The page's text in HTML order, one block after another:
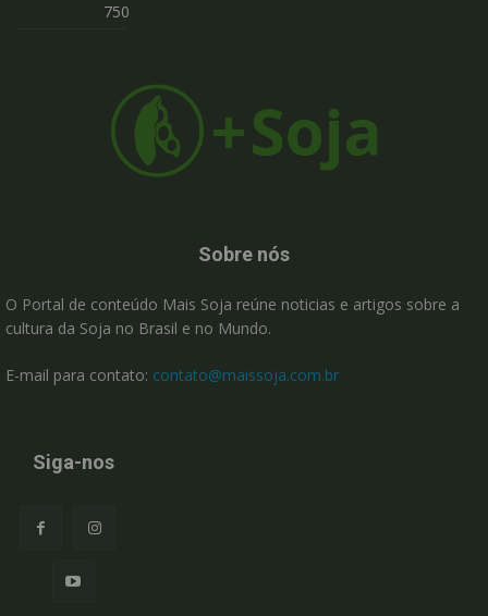
750
Sobre nós
O Portal de conteúdo Mais Soja reúne noticias e artigos sobre a
cultura da Soja no Brasil e no Mundo.
E-mail para contato: contato@maissoja.com.br
Siga-nos